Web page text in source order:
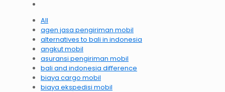
All
agen jasa pengiriman mobil
alternatives to bali in indonesia
angkut mobil
asuransi pengiriman mobil
bali and indonesia difference
biaya cargo mobil
biaya ekspedisi mobil